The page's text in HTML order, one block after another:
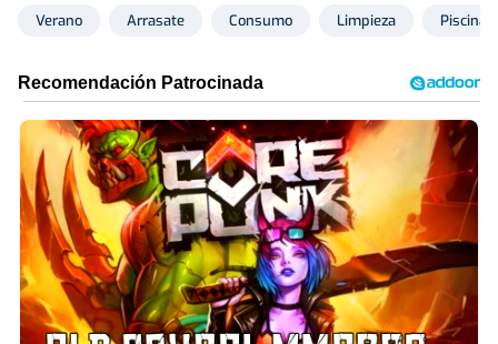
Verano Arrasate Consumo Limpieza Piscinas